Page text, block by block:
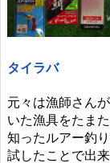
タイラバ
元々は漁師さん
いた漁具をたま
知ったルアー釣
試したことで出